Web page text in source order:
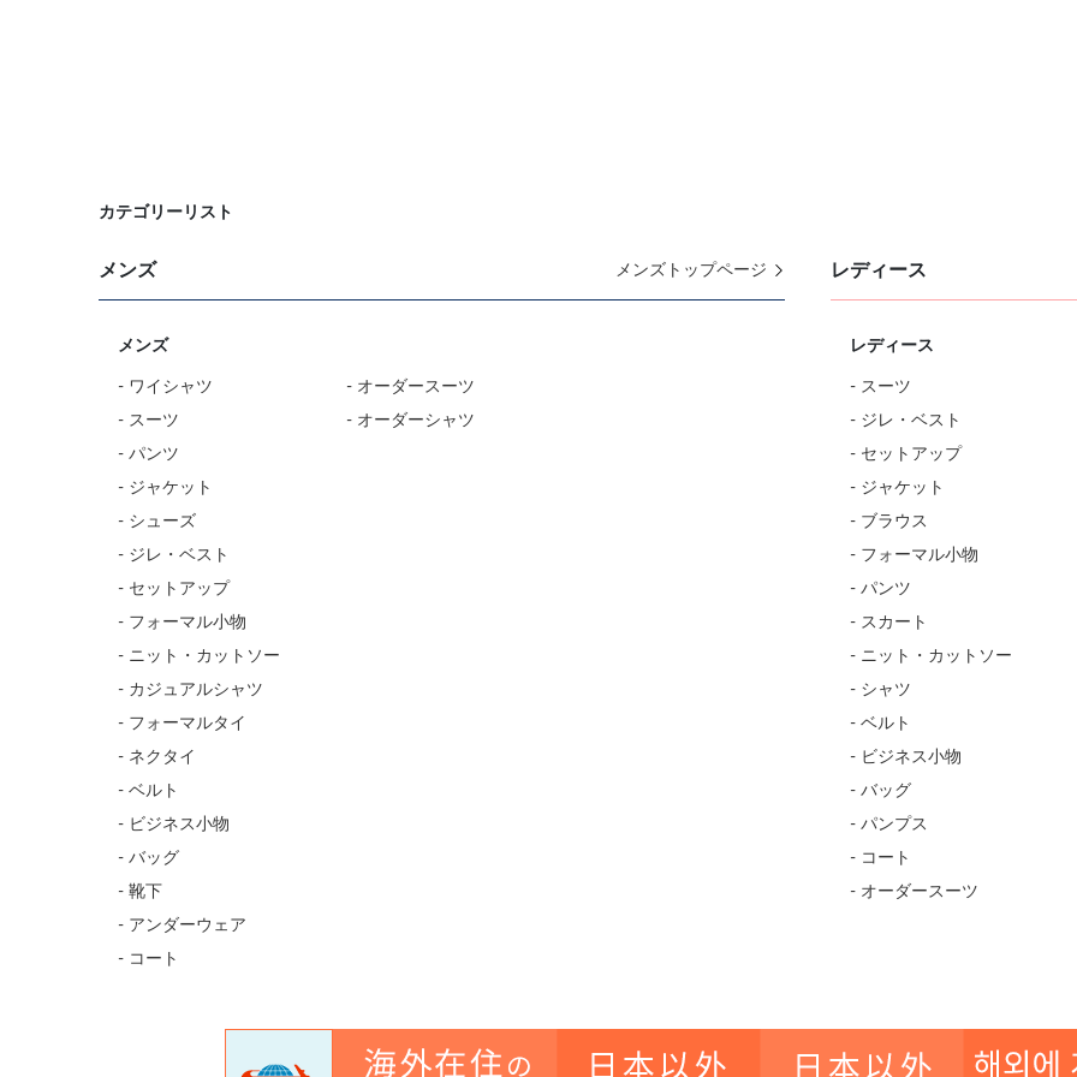
カテゴリーリスト
メンズ メンズトップページ
メンズ
- ワイシャツ
- スーツ
- パンツ
- ジャケット
- シューズ
- ジレ・ベスト
- セットアップ
- フォーマル小物
- ニット・カットソー
- カジュアルシャツ
- フォーマルタイ
- ネクタイ
- ベルト
- ビジネス小物
- バッグ
- 靴下
- アンダーウェア
- コート
- オーダースーツ
- オーダーシャツ
レディース
レディース
- スーツ
- ジレ・ベスト
- セットアップ
- ジャケット
- ブラウス
- フォーマル小物
- パンツ
- スカート
- ニット・カットソー
- シャツ
- ベルト
- ビジネス小物
- バッグ
- パンプス
- コート
- オーダースーツ